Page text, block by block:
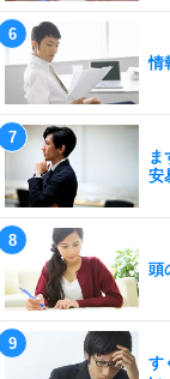
情
ま
安
頭
す